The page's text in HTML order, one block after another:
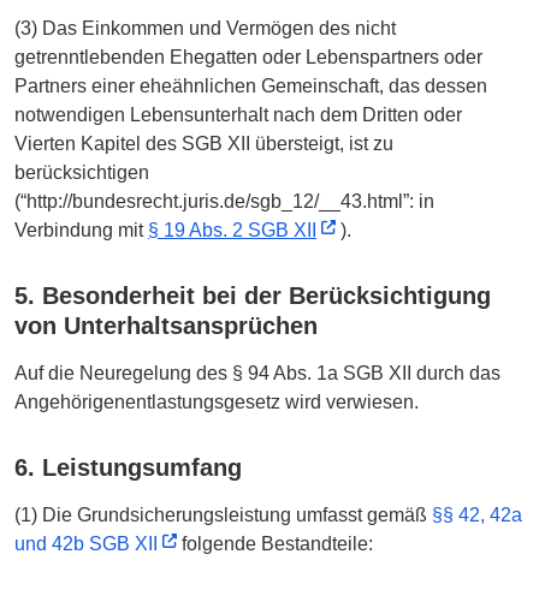
(3) Das Einkommen und Vermögen des nicht
getrenntlebenden Ehegatten oder Lebenspartners oder
Partners einer eheähnlichen Gemeinschaft, das dessen
notwendigen Lebensunterhalt nach dem Dritten oder
Vierten Kapitel des SGB XII übersteigt, ist zu
berücksichtigen
(“http://bundesrecht.juris.de/sgb_12/__43.html”: in
Verbindung mit § 19 Abs. 2 SGB XII ).
5. Besonderheit bei der Berücksichtigung
von Unterhaltsansprüchen
Auf die Neuregelung des § 94 Abs. 1a SGB XII durch das
Angehörigenentlastungsgesetz wird verwiesen.
6. Leistungsumfang
(1) Die Grundsicherungsleistung umfasst gemäß §§ 42, 42a
und 42b SGB XII
folgende Bestandteile: